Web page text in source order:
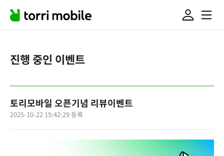
진행 중인 이벤트
토리모바일 오픈기념 리뷰이벤트
2025-10-22 15:42:29 등록